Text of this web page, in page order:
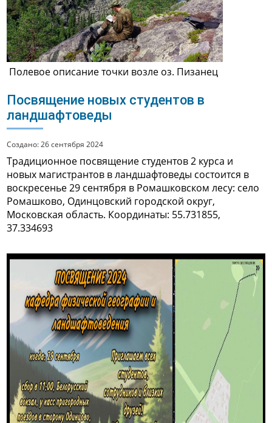
Полевое описание точки возле оз. Пизанец
Посвящение новых студентов в
ландшафтоведы
Создано: 26 сентября 2024
Традиционное посвящение студентов 2 курса и
новых магистрантов в ландшафтоведы состоится в
воскресенье 29 сентября в Ромашковском лесу: село
Ромашково, Одинцовский городской округ,
Московская область. Координаты: 55.731855,
37.334693